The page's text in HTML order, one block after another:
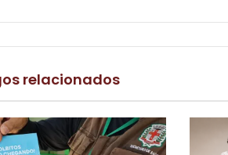
relacionados